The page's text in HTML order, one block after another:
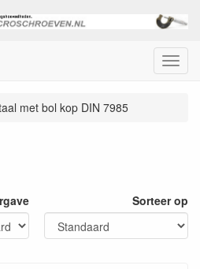
Menu
met bol kop DIN 7985
Sorteer op